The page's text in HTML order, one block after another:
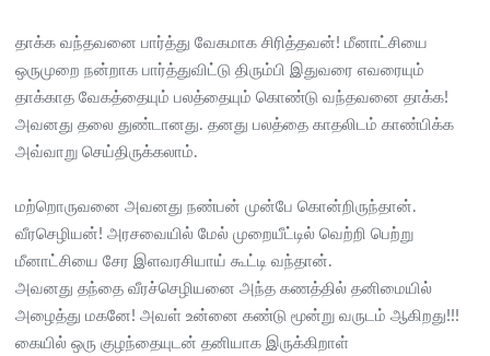
தாக்க வந்தவனை பார்த்து வேகமாக சிரித்தவன்! மீனாட்சியை
ஒருமுறை நன்றாக பார்த்துவிட்டு திரும்பி இதுவரை எவரையும்
தாக்காத வேகத்தையும் பலத்தையும் கொண்டு வந்தவனை தாக்க!
அவனது தலை துண்டானது. தனது பலத்தை காதலிடம் காண்பிக்க
அவ்வாறு செய்திருக்கலாம்.
மற்றொருவனை அவனது நண்பன் முன்பே கொன்றிருந்தான்.
வீரசெழியன்! அரசவையில் மேல் முறையீட்டில் வெற்றி பெற்று
மீனாட்சியை சேர இளவரசியாய் கூட்டி வந்தான்.
அவனது தந்தை வீரச்செழியனை அந்த கணத்தில் தனிமையில்
அழைத்து மகனே! அவள் உன்னை கண்டு மூன்று வருடம் ஆகிறது!!!
கையில் ஒரு குழந்தையுடன் தனியாக இருக்கிறாள்